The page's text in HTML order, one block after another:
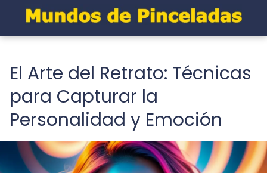
El Arte del Retrato: Técnicas
para Capturar la
Personalidad y Emoción